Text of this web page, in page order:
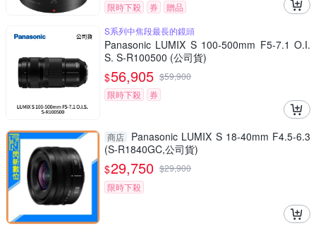
限時下殺 券
贈品
S系列中焦段最長的鏡頭
Panasonic LUMIX S 100-500mm F5-7.1 O.I.
S. S-R100500 (公司貨)
$56,905 $59,900
限時下殺
券
商店
Panasonic LUMIX S 18-40mm F4.5-6.3
(S-R1840GC,公司貨)
$29,750 $29,900
限時下殺